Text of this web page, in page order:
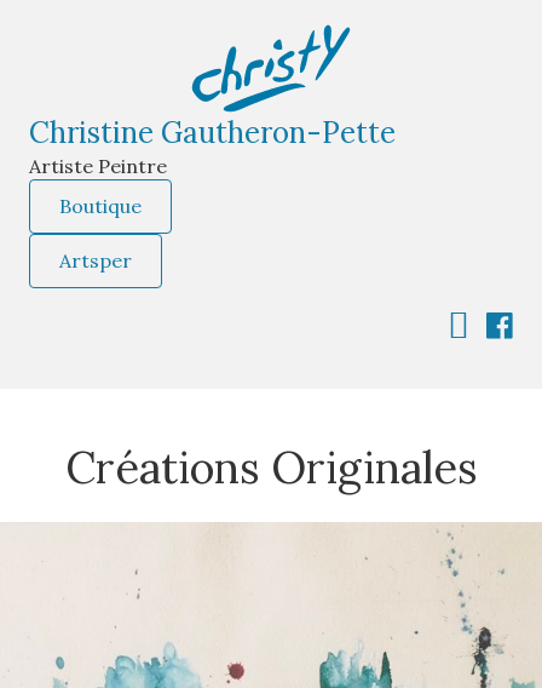
Christine Gautheron-Pette
Artiste Peintre
Boutique
Artsper
Créations Originales